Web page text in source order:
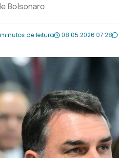
Bolsonaro
de leitura 08.05.2026 07:28